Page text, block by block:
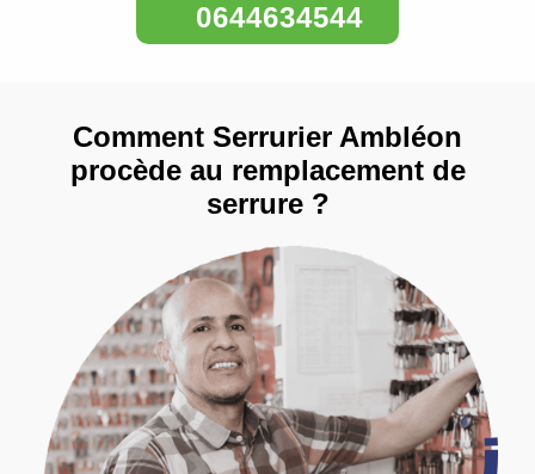
0644634544
Comment Serrurier Ambléon
procède au remplacement de
serrure ?